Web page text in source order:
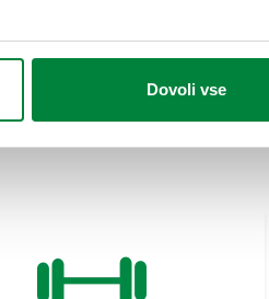
Dovoli vse